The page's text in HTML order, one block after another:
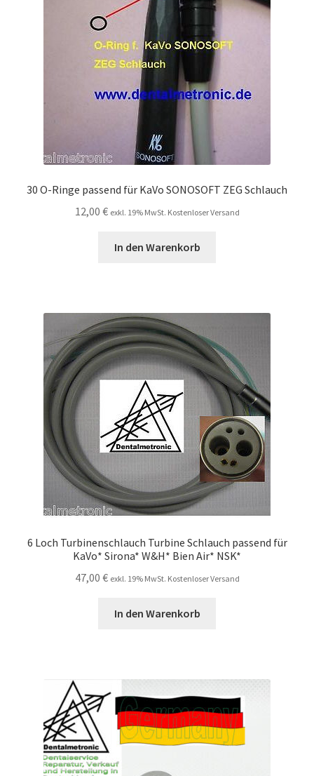
30 O-Ringe passend für KaVo SONOSOFT ZEG Schlauch
12,00 € exkl. 19% MwSt. Kostenloser Versand
In den Warenkorb
6 Loch Turbinenschlauch Turbine Schlauch passend für
KaVo* Sirona* W&H* Bien Air* NSK*
47,00 € exkl. 19% MwSt. Kostenloser Versand
In den Warenkorb